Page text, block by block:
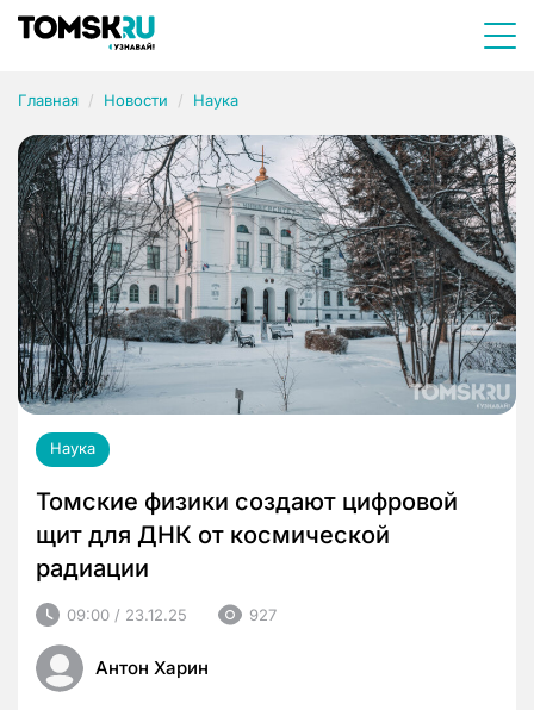
Главная Новости Наука
Наука
Томские физики создают цифровой
щит для ДНК от космической
радиации
09:00 / 23.12.25 927
Антон Харин